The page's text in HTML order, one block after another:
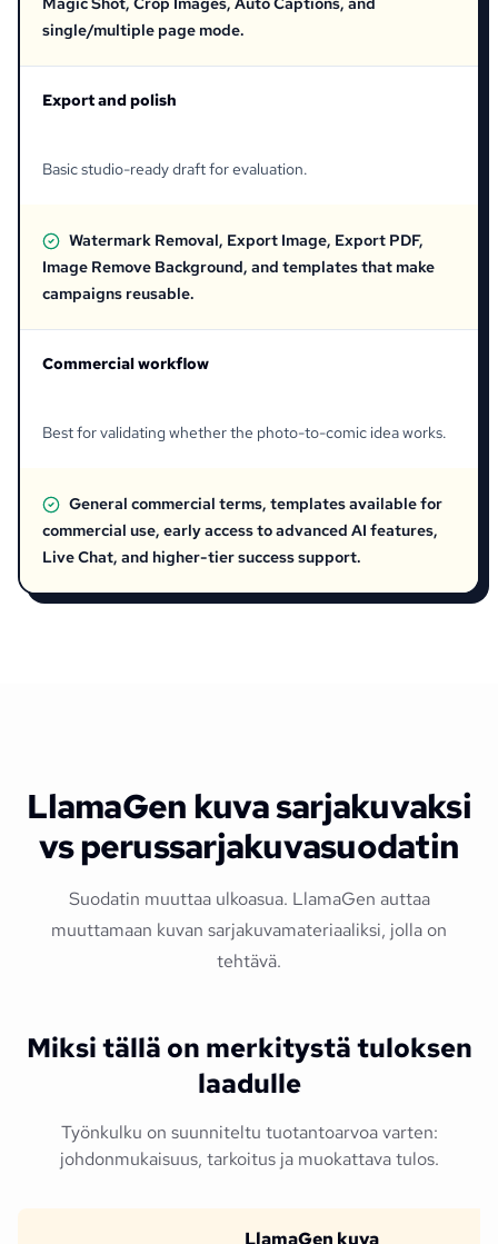
single/multiple page mode.
Export and polish
Basic studio-ready draft for evaluation.
Watermark Removal, Export Image, Export PDF,
Image Remove Background, and templates that make
campaigns reusable.
Commercial workflow
Best for validating whether the photo-to-comic idea works.
General commercial terms, templates available for
commercial use, early access to advanced AI features,
Live Chat, and higher-tier success support.
LlamaGen kuva sarjakuvaksi
vs perussarjakuvasuodatin
Suodatin muuttaa ulkoasua. LlamaGen auttaa
muuttamaan kuvan sarjakuvamateriaaliksi, jolla on
tehtävä.
Miksi tällä on merkitystä tuloksen
laadulle
Työnkulku on suunniteltu tuotantoarvoa varten:
johdonmukaisuus, tarkoitus ja muokattava tulos.
LlamaGen kuva